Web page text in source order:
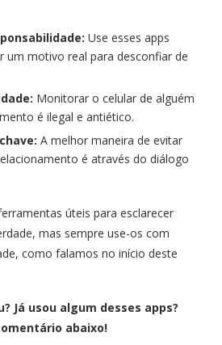
Use esses apps
um motivo real para desconfiar de
Monitorar o celular de alguém
é ilegal e antiético.
A melhor maneira de evitar
é através do diálogo
úteis para esclarecer
mas sempre use-os com
como falamos no início deste
Já usou algum desses apps?
abaixo!